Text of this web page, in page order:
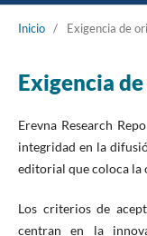
Inicio / Exigencia de
Exigencia
Erevna Research
integridad en la
editorial que coloca
Los criterios de
centran en la